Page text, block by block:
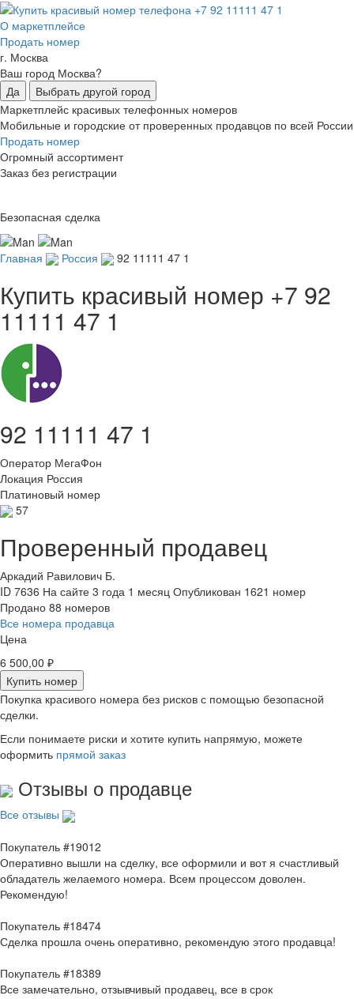
О маркетплейсе
Продать номер
г. Москва
Ваш город Москва?
Да
Выбрать другой город
Маркетплейс красивых телефонных номеров
Мобильные и городские от проверенных продавцов по всей России
Продать номер
Огромный ассортимент
Заказ без регистрации
Безопасная сделка
Главная Россия 92 11111 47 1
Купить красивый номер +7 92
11111 47 1
92 11111 47 1
Оператор МегаФон
Локация Россия
Платиновый номер
57
Проверенный продавец
Аркадий Равилович Б.
ID 7636 На сайте 3 года 1 месяц Опубликован 1621 номер
Продано 88 номеров
Все номера продавца
Цена
6 500,00 ₽
Купить номер
Покупка красивого номера без рисков с помощью безопасной
сделки.
Если понимаете риски и хотите купить напрямую, можете
оформить прямой заказ
Отзывы о продавце
Все отзывы
Покупатель #19012
Оперативно вышли на сделку, все оформили и вот я счастливый
обладатель желаемого номера. Всем процессом доволен.
Рекомендую!
Покупатель #18474
Сделка прошла очень оперативно, рекомендую этого продавца!
Покупатель #18389
Все замечательно, отзывчивый продавец, все в срок